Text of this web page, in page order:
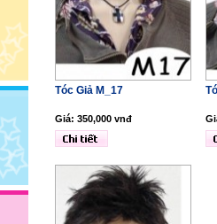
Tóc Giả M_17
Giá: 350,000 vnđ